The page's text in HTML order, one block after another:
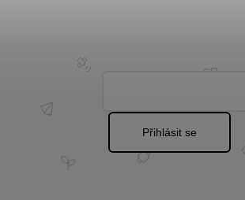
Přihlásit se